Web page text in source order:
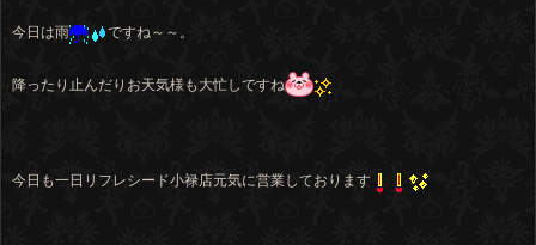
今日は雨 ですね～～。
降ったり止んだりお天気様も大忙しですね
今日も一日リフレシード小禄店元気に営業しております